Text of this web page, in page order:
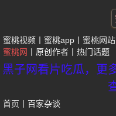
蜜桃视频 蜜桃app 蜜桃网站
蜜桃网
原创作者 热门话题
黑子网看片吃瓜，更
首页 百家杂谈